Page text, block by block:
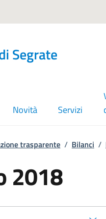
Segrate
Novità Servizi
trasparente / Bilanci /
2018